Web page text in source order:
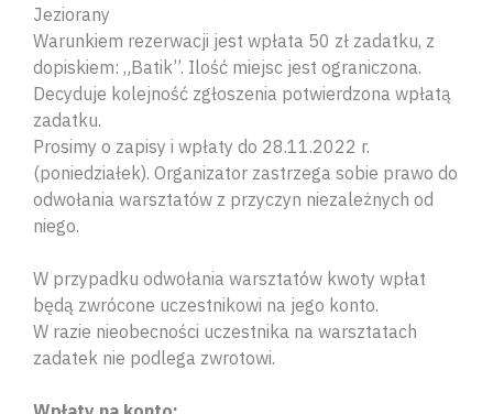
Jeziorany
Warunkiem rezerwacji jest wpłata 50 zł zadatku, z
dopiskiem: „Batik”. Ilość miejsc jest ograniczona.
Decyduje kolejność zgłoszenia potwierdzona wpłatą
zadatku.
Prosimy o zapisy i wpłaty do 28.11.2022 r.
(poniedziałek). Organizator zastrzega sobie prawo do
odwołania warsztatów z przyczyn niezależnych od
niego.
W przypadku odwołania warsztatów kwoty wpłat
będą zwrócone uczestnikowi na jego konto.
W razie nieobecności uczestnika na warsztatach
zadatek nie podlega zwrotowi.